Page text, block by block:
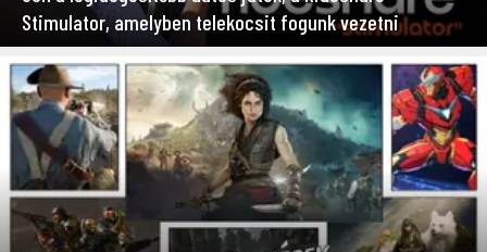
Stimulator, amelyben telekocsit fogunk vezetni